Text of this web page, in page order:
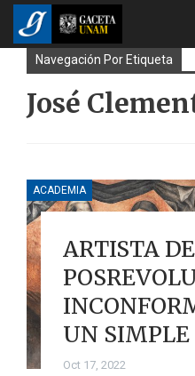
Navegación Por Etiqueta
José
ACADEMIA
ARTISTA
UN SIMPLE
Oct 17, 2022